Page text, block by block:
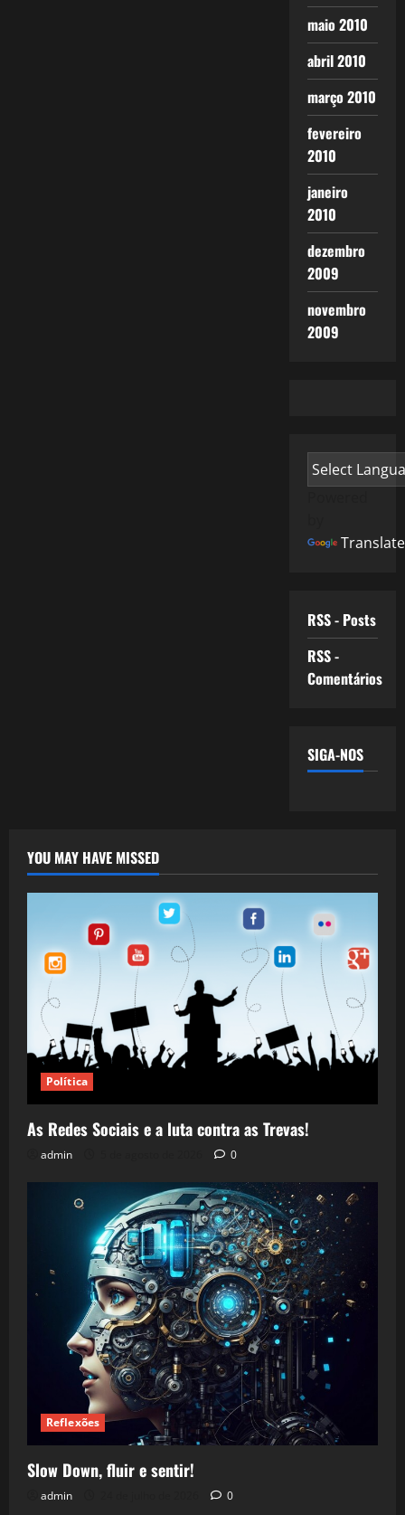
maio 2010
abril 2010
março 2010
fevereiro
2010
janeiro
2010
dezembro
2009
novembro
2009
Translate
RSS - Posts
RSS -
Comentários
SIGA-NOS
YOU MAY HAVE MISSED
Política
As Redes Sociais e a luta contra as Trevas!
admin 0
Reflexões
Slow Down, fluir e sentir!
admin 0